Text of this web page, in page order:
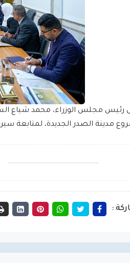
مدينة الصدر الجديدة، لمتابعة
: